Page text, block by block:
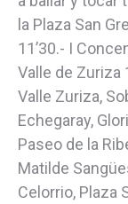
la Plaza San
11’30.- I
Valle de Zuriza
Valle Zuriza,
Echegaray,
Paseo de la
Matilde
Celorrio, Plaza